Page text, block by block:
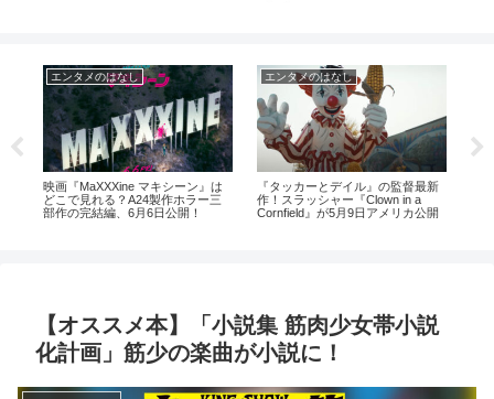
エンタメのはなし
映画『MaXXXine マキシーン』は
どこで見れる？A24製作ホラー三
部作の完結編、6月6日公開！
エンタメのはなし
『タッカーとデイル』の監督最新
作！スラッシャー『Clown in a
Cornfield』が5月9日アメリカ公開
【オススメ本】「小説集 筋肉少女帯小説
化計画」筋少の楽曲が小説に！